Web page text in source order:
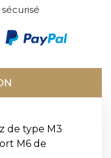
de type M3
M6 de